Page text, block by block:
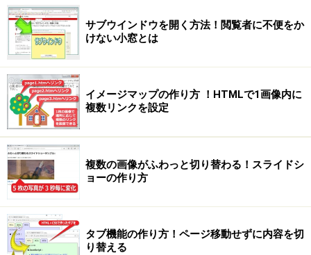
サブウインドウを開く方法！閲覧者に不便をか
けない小窓とは
イメージマップの作り方 ！HTMLで1画像内に
複数リンクを設定
複数の画像がふわっと切り替わる！スライドシ
ョーの作り方
タブ機能の作り方！ページ移動せずに内容を切
り替える